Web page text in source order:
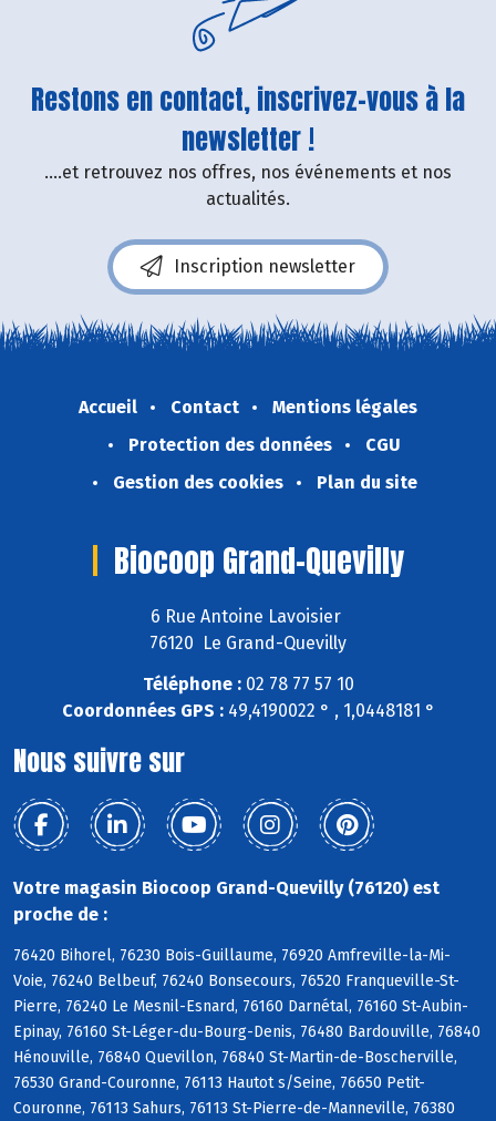
Restons en contact, inscrivez-vous à la
newsletter !
....et retrouvez nos offres, nos événements et nos
actualités.
Inscription newsletter
Accueil Contact
Mentions légales
Protection des données
CGU
Gestion des cookies
Plan du site
Biocoop Grand-Quevilly
6 Rue Antoine Lavoisier
76120 Le Grand-Quevilly
Téléphone :02 78 77 57 10
Coordonnées GPS :49,4190022 ° , 1,0448181 °
Nous suivre sur
Votre magasin Biocoop Grand-Quevilly (76120) est
proche de :
76420 Bihorel, 76230 Bois-Guillaume, 76920 Amfreville-la-Mi-
Voie, 76240 Belbeuf, 76240 Bonsecours, 76520 Franqueville-St-
Pierre, 76240 Le Mesnil-Esnard, 76160 Darnétal, 76160 St-Aubin-
Epinay, 76160 St-Léger-du-Bourg-Denis, 76480 Bardouville, 76840
Hénouville, 76840 Quevillon, 76840 St-Martin-de-Boscherville,
76530 Grand-Couronne, 76113 Hautot s/Seine, 76650 Petit-
Couronne, 76113 Sahurs, 76113 St-Pierre-de-Manneville, 76380